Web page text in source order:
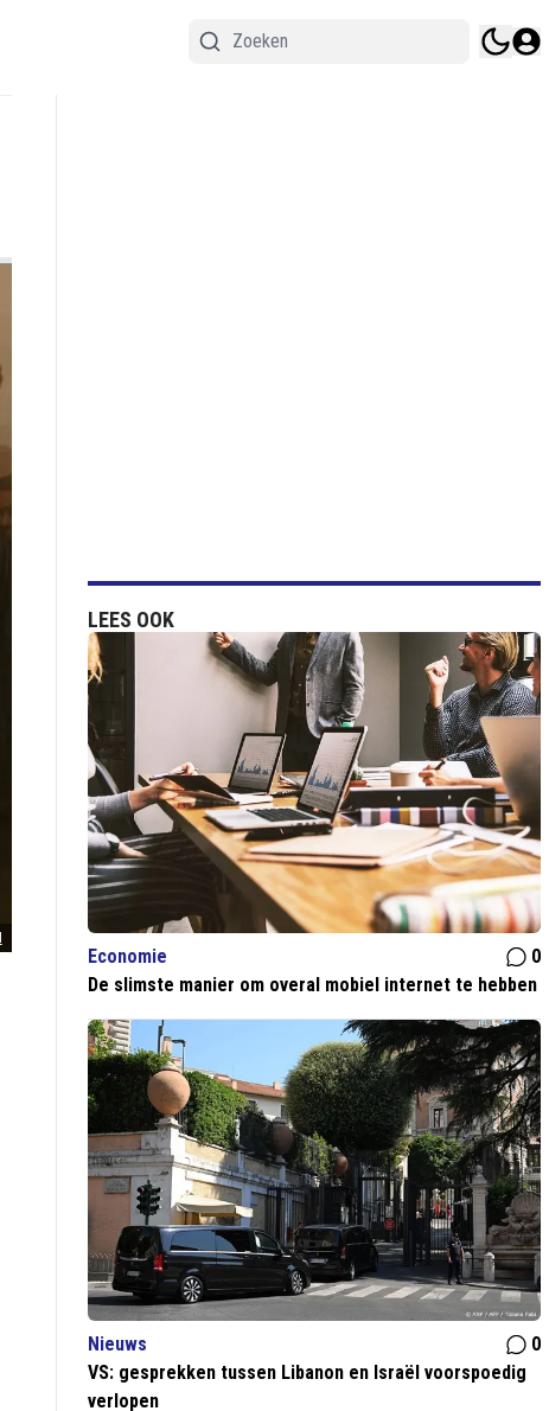
LEES OOK
Economie
0
De slimste manier om overal mobiel internet te hebben
Nieuws
0
VS: gesprekken tussen Libanon en Israël voorspoedig
verlopen